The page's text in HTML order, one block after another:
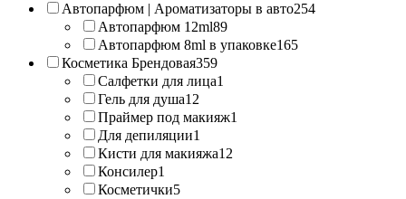
Автопарфюм | Ароматизаторы в авто254
Автопарфюм 12ml89
Автопарфюм 8ml в упаковке165
Косметика Брендовая359
Салфетки для лица1
Гель для душа12
Праймер под макияж1
Для депиляции1
Кисти для макияжа12
Консилер1
Косметички5